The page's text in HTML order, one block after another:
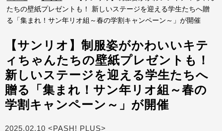
たちの壁紙プレゼントも！ 新しいステージを迎える学生たちへ贈
る「集まれ！サン年リオ組～春の学割キャンペーン～」が開催
【サンリオ】制服姿がかわいいキテ
ィちゃんたちの壁紙プレゼントも！
新しいステージを迎える学生たちへ
贈る「集まれ！サン年リオ組～春の
学割キャンペーン～」が開催
2025.02.10 <PASH! PLUS>